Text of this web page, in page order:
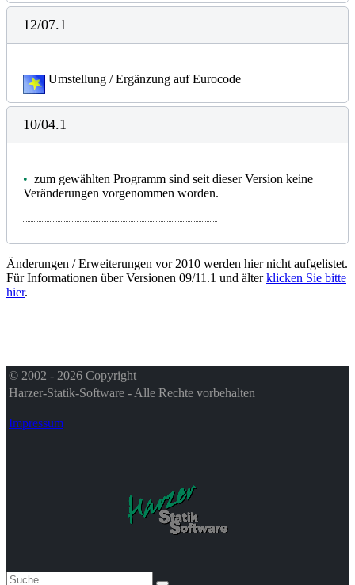
12/07.1
Umstellung / Ergänzung auf Eurocode
10/04.1
• zum gewählten Programm sind seit dieser Version keine
Veränderungen vorgenommen worden.
Änderungen / Erweiterungen vor 2010 werden hier nicht aufgelistet.
Für Informationen über Versionen 09/11.1 und älterklicken Sie bitte
hier.
© 2002 - 2026 Copyright
Harzer-Statik-Software - Alle Rechte vorbehalten
Impressum